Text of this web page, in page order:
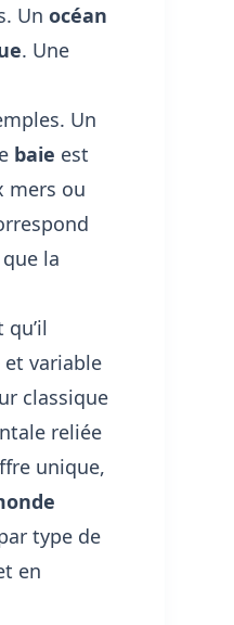
Un océan
. Une
Un
baie est
mers ou
la
variable
classique
reliée
unique,
type de
en